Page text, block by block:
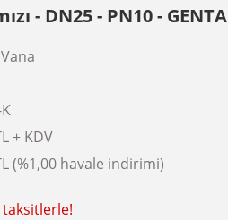
- DN25 - PN10 - GENTA
+ KDV
(%1,00 havale indirimi)
taksitlerle!